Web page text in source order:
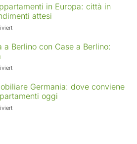
in Europa: città in
attesi
für
in
Europa:
in
crescita
rendimenti
Berlino con Case a Berlino:
für
casa
a
Berlino
con
Germania: dove conviene
oggi
für